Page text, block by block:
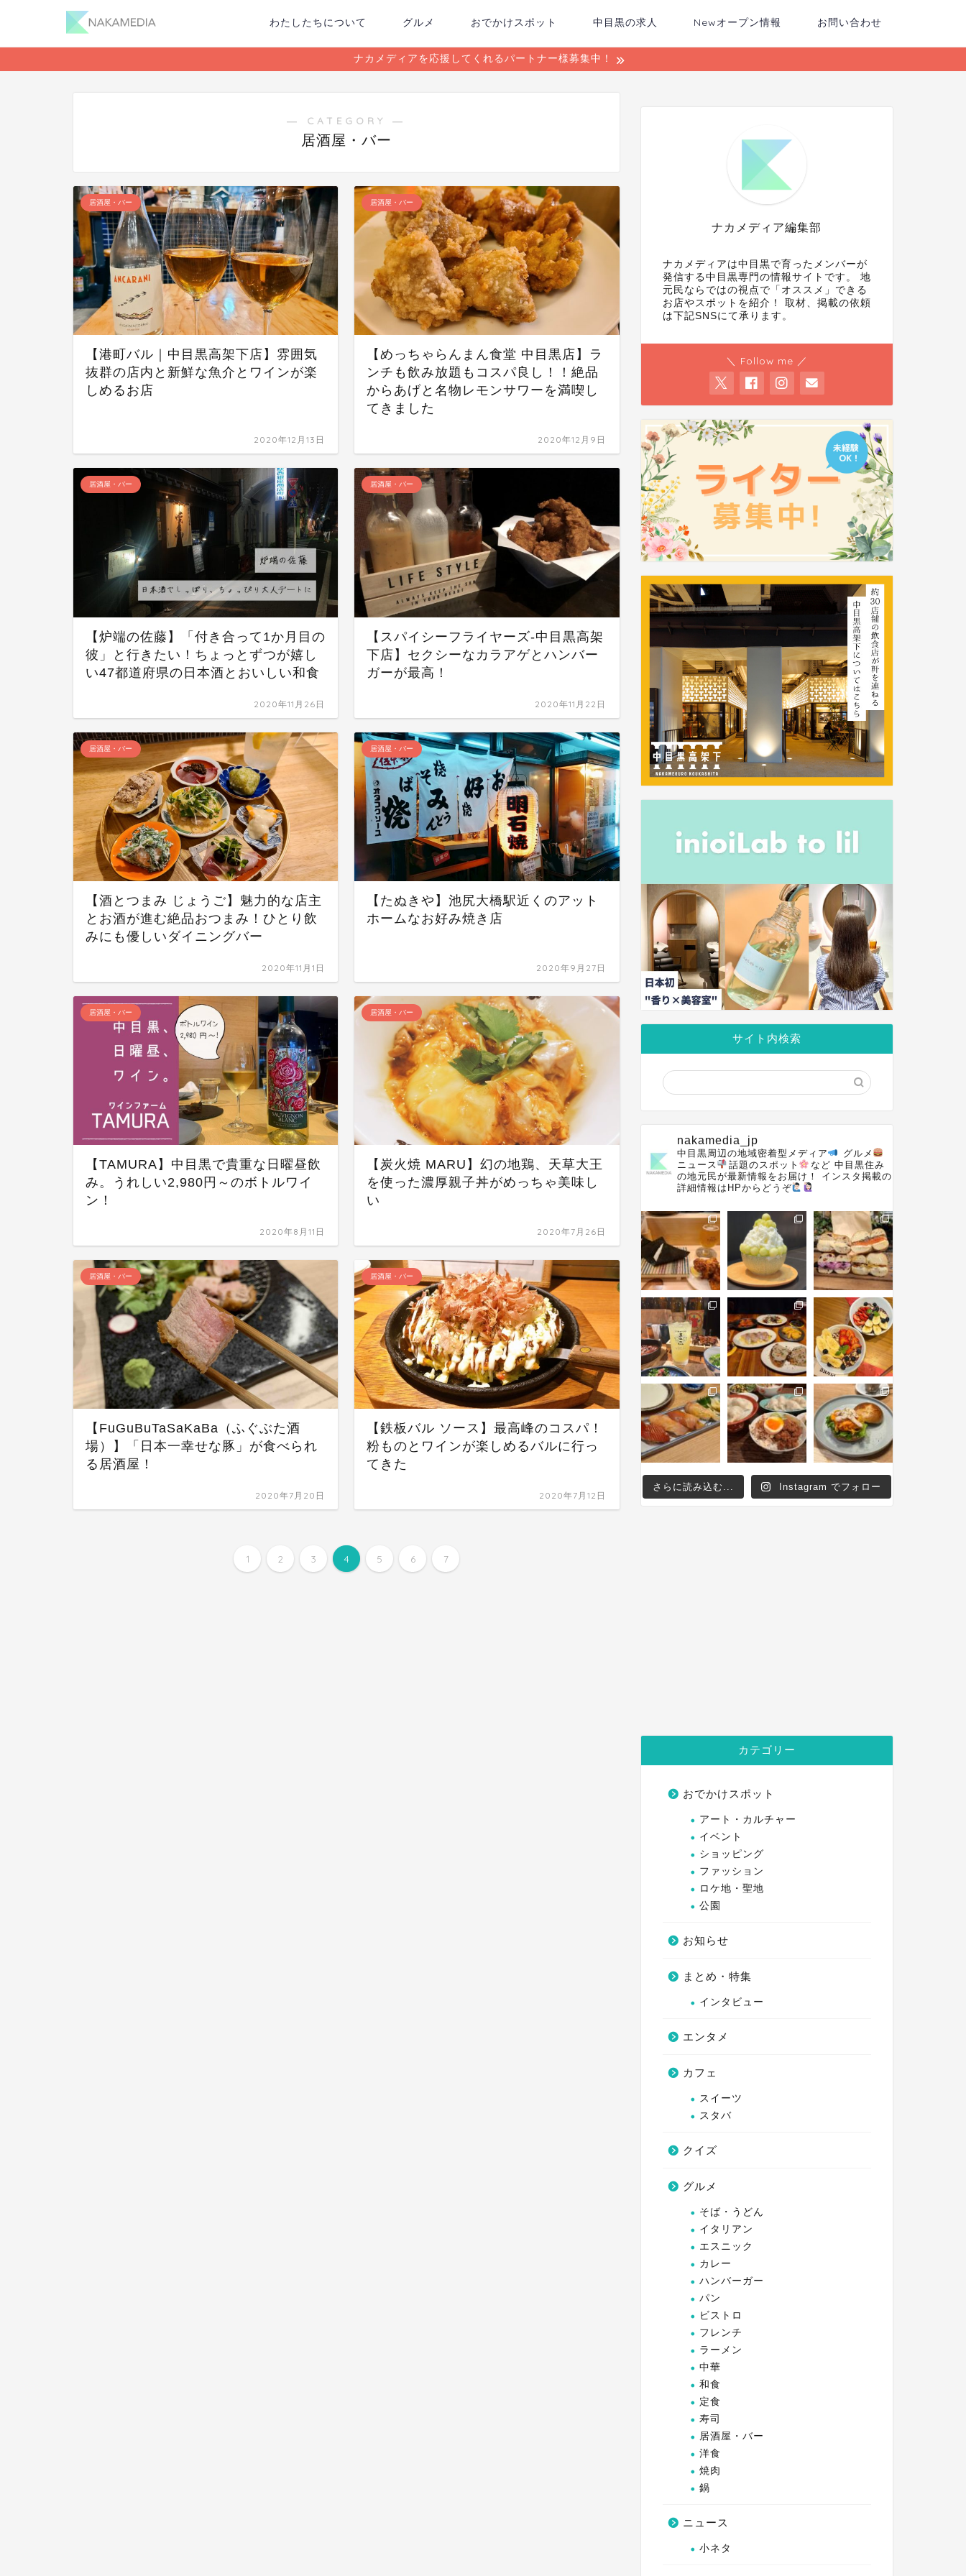
わたしたちについて グルメ おでかけスポット 中目黒の求人 Newオープン情報 お問い合わせ
ナカメディアを応援してくれるパートナー様募集中！
― CATEGORY ―
居酒屋・バー
居酒屋・バー
【港町バル｜中目黒高架下店】雰囲気
抜群の店内と新鮮な魚介とワインが楽
しめるお店
2020年12月13日
居酒屋・バー
【めっちゃらんまん食堂 中目黒店】ラ
ンチも飲み放題もコスパ良し！！絶品
からあげと名物レモンサワーを満喫し
てきました
2020年12月9日
居酒屋・バー
【炉端の佐藤】「付き合って1か月目の
彼」と行きたい！ちょっとずつが嬉し
い47都道府県の日本酒とおいしい和食
2020年11月26日
居酒屋・バー
【スパイシーフライヤーズ-中目黒高架
下店】セクシーなカラアゲとハンバー
ガーが最高！
2020年11月22日
居酒屋・バー
【酒とつまみ じょうご】魅力的な店主
とお酒が進む絶品おつまみ！ひとり飲
みにも優しいダイニングバー
2020年11月1日
居酒屋・バー
【たぬきや】池尻大橋駅近くのアット
ホームなお好み焼き店
2020年9月27日
居酒屋・バー
【TAMURA】中目黒で貴重な日曜昼飲
み。うれしい2,980円～のボトルワイ
ン！
2020年8月11日
居酒屋・バー
【炭火焼 MARU】幻の地鶏、天草大王
を使った濃厚親子丼がめっちゃ美味し
い
2020年7月26日
居酒屋・バー
【FuGuBuTaSaKaBa（ふぐぶた酒
場）】「日本一幸せな豚」が食べられ
る居酒屋！
2020年7月20日
居酒屋・バー
【鉄板バル ソース】最高峰のコスパ！
粉ものとワインが楽しめるバルに行っ
てきた
2020年7月12日
1 2 3 4 5 6 7
ナカメディア編集部
ナカメディアは中目黒で育ったメンバーが
発信する中目黒専門の情報サイトです。 地
元民ならではの視点で「オススメ」できる
お店やスポットを紹介！ 取材、掲載の依頼
は下記SNSにて承ります。
＼ Follow me ／
サイト内検索
nakamedia_jp
中目黒周辺の地域密着型メディア
グルメ
ニュース
話題のスポット など 中目黒住み
の地元民が最新情報をお届け！
インスタ掲載の
詳細情報はHPからどうぞ
さらに読み込む... Instagram でフォロー
カテゴリー
おでかけスポット
アート・カルチャー
イベント
ショッピング
ファッション
ロケ地・聖地
公園
お知らせ
まとめ・特集
インタビュー
エンタメ
カフェ
スイーツ
スタバ
クイズ
グルメ
そば・うどん
イタリアン
エスニック
カレー
ハンバーガー
パン
ビストロ
フレンチ
ラーメン
中華
和食
定食
寿司
居酒屋・バー
洋食
焼肉
鍋
ニュース
小ネタ